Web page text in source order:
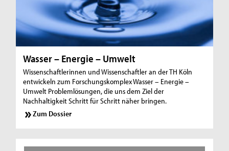
Wasser – Energie – Umwelt
Wissenschaftlerinnen und Wissenschaftler an der TH Köln
entwickeln zum Forschungskomplex Wasser – Energie –
Umwelt Problemlösungen, die uns dem Ziel der
Nachhaltigkeit Schritt für Schritt näher bringen.
Zum Dossier